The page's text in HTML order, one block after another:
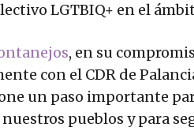
LGTBIQ+ en el
, en su
con el CDR de
un paso importante
pueblos y para